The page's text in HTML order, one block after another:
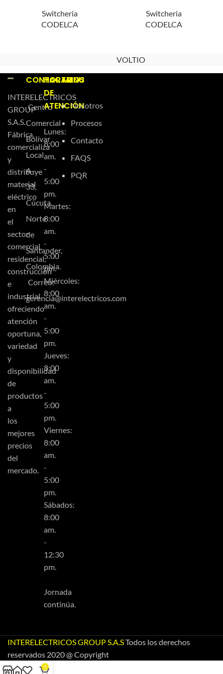
Switcheria
CODELCA
Switcheria
CODELCA
VOLTIO
INTERELECTRICOS
GROUP
S.A.S.
Fábrica,
comercializa
y
distribuye
material
eléctrico
en
el
sector
comercial,
residencial,
construcción
e
industrial
ofreciendo
atención
oportuna,
variedad
y
disponibilidad
de
productos
a
los
mejores
precios
del
mercado.
CONTACTO
Centro
Comercial
Bolívar
Local
A-
33,
Cúcuta,
Norte
de
Santander,
Colombia.
Correo:
gerencia@interelectricos.com
HORARIOS
DE
ATENCIÓN
Lunes:
8:00
am.
-
5:00
pm.
Martes:
8:00
am.
-
5:00
pm.
Miércoles:
8:00
am.
-
5:00
pm.
Jueves:
8:00
am.
-
5:00
pm.
Viernes:
8:00
am.
-
5:00
pm.
Sábados:
8:00
am.
-
12:30
pm.
Jornada
continúa.
MENU
Nosotros
Procesos
Contacto
FAQS
PQR
INTERELECTRICOS GROUP S.A.STodos los derechos
reservados 2020 @ Copyright
0